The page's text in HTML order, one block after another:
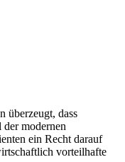
überzeugt, dass
modernen
ein Recht darauf
vorteilhafte